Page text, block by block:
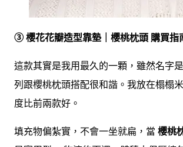
③ 櫻花花瓣造型靠墊｜櫻桃枕頭 購買指
這款其實是我用最久的一顆，雖然名字
列跟櫻桃枕頭搭配很和諧。我放在榻榻
度比前兩款好。
填充物偏紮實，不會一坐就扁，當 櫻桃